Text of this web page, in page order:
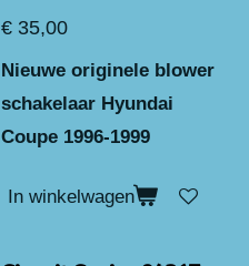
€ 35,00
Nieuwe originele blower
schakelaar Hyundai
Coupe 1996-1999
In winkelwagen